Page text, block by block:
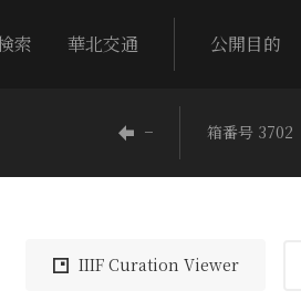
索 華北交通 公開目的
− 箱番号 3702
IIIF Curation Viewer